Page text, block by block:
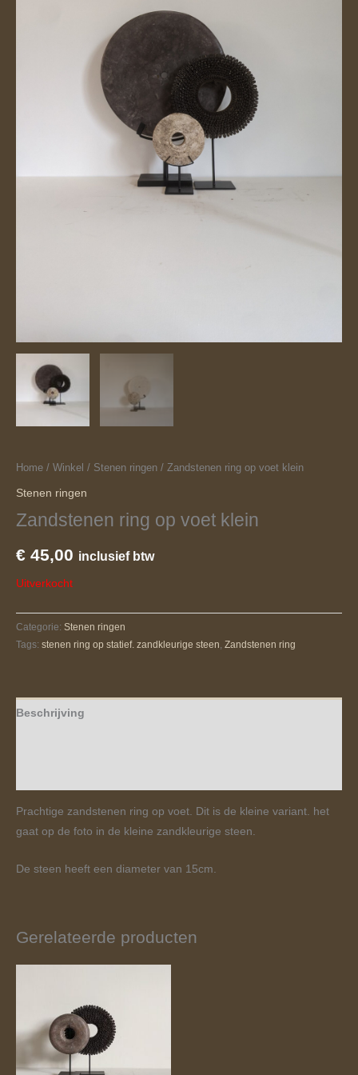
Home / Winkel / Stenen ringen / Zandstenen ring op voet klein
Stenen ringen
Zandstenen ring op voet klein
€ 45,00 inclusief btw
Uitverkocht
Categorie: Stenen ringen
Tags: stenen ring op statief. zandkleurige steen, Zandstenen ring
Beschrijving
Prachtige zandstenen ring op voet. Dit is de kleine variant. het
gaat op de foto in de kleine zandkleurige steen.
De steen heeft een diameter van 15cm.
Gerelateerde producten